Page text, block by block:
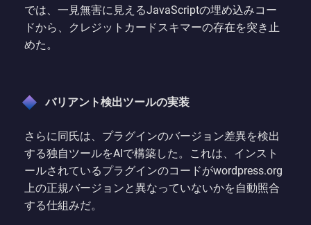
では、一見無害に見えるJavaScriptの埋め込みコー
ドから、クレジットカードスキマーの存在を突き止
めた。
バリアント検出ツールの実装
さらに同氏は、プラグインのバージョン差異を検出
する独自ツールをAIで構築した。これは、インスト
ールされているプラグインのコードがwordpress.org
上の正規バージョンと異なっていないかを自動照合
する仕組みだ。